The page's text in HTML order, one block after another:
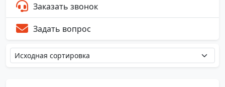
Заказать звонок
Задать вопрос